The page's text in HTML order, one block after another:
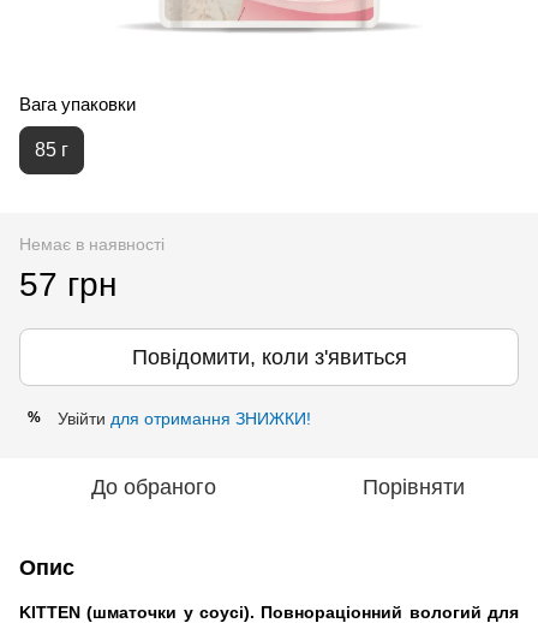
Вага упаковки
85 г
Немає в наявності
57 грн
Повідомити, коли з'явиться
% Увійти для отримання ЗНИЖКИ!
До обраного Порівняти
Опис
KITTEN (шматочки у соусі). Повнораціонний вологий для